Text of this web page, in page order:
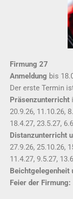
Firmung 27
Anmeldung bis
Der erste Termin
Präsenzunterricht
20.9.26, 11.10.26,
18.4.27, 23.5.27,
Distanzunterricht
27.9.26, 25.10.26,
11.4.27, 9.5.27,
Beichtgelegenheit
Feier der Firmung: